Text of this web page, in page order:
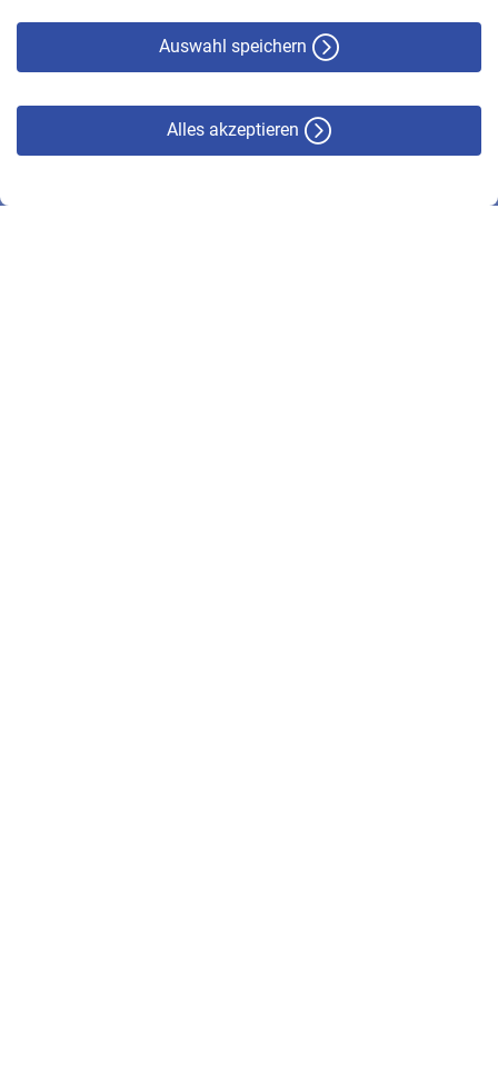
Auswahl speichern
Alles akzeptieren
© VBL 2026